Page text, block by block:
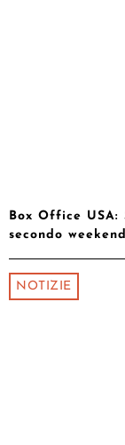
Box Office
secondo weekend
NOTIZIE